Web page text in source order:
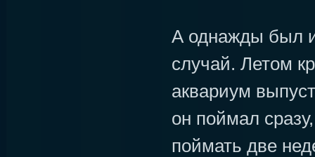
А однажды был
случай. Летом
аквариум
он поймал
поймать две